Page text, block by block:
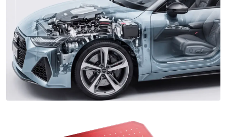
Подробнее о нас
38механиков
Опытная команда, которая
не боится сложных задач
12приемщиков
Быстро оформляем
и берем в работу
3 В разных районах Москвы,
до замены двигателя